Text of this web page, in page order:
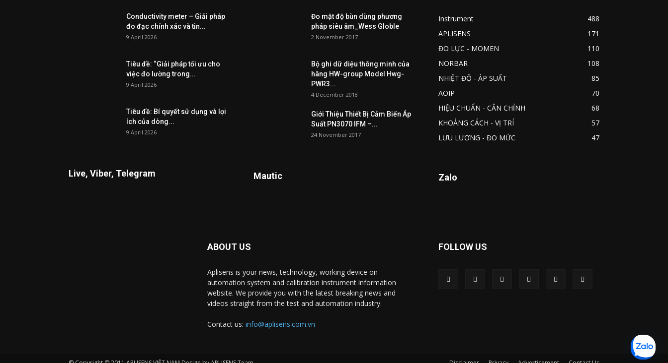
Conductivity meter – Giải pháp
đo đạc chính xác và tin...
9 April 2026
Tiêu đề: “Giải pháp tối ưu cho
việc đo lường trong...
9 April 2026
Tiêu đề: Bí quyết sử dụng và lợi
ích của dòng...
9 April 2026
Live, Viber, Telegram
Đo mật độ bùn dùng phương
pháp siêu âm_Wess Globle
2 November 2017
Bộ ghi dữ diệu thông minh của
hãng HW-group Model Hwg-
PWR3...
4 December 2018
Giới Thiệu Thiết Bị Cảm Biến Áp
Suất PN3070 IFM –...
24 November 2017
Mautic
Instrument
488
APLISENS
171
ĐO LỰC - MOMEN
110
NORBAR
108
NHIỆT ĐỘ - ÁP SUẤT
85
AOIP
70
HIỆU CHUẨN - CÂN CHỈNH
68
KHOẢNG CÁCH - VỊ TRÍ
57
LƯU LƯỢNG - ĐO MỨC
47
Zalo
ABOUT US
Aplisens is your news, technology, working device on
automation system and calibration instrument information
website. We provide you with the latest breaking news and
videos straight from the test and automation industry.
Contact us: info@aplisens.com.vn
FOLLOW US